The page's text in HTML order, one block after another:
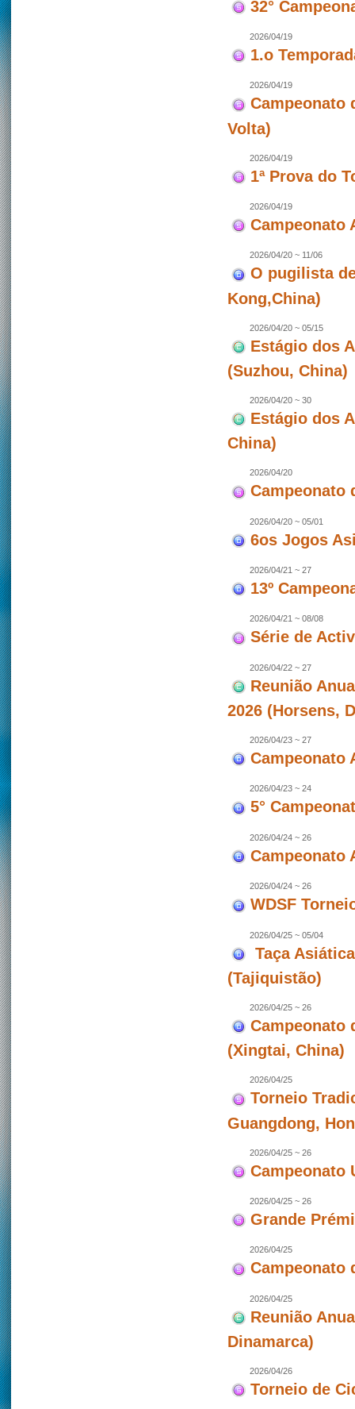
32°
2026/04/19
1.o
2026/04/19
Campeonato
Volta)
2026/04/19
1ª Prova do
2026/04/19
Campeonato
2026/04/20 ~ 11/06
O pugilista
Kong,China)
2026/04/20 ~ 05/15
Estágio dos
(Suzhou, China)
2026/04/20 ~ 30
Estágio dos
China)
2026/04/20
Campeonato
2026/04/20 ~ 05/01
6os Jogos
2026/04/21 ~ 27
13º
2026/04/21 ~ 08/08
Série de
2026/04/22 ~ 27
Reunião
2026 (Horsens,
2026/04/23 ~ 27
Campeonato
2026/04/23 ~ 24
5°
2026/04/24 ~ 26
Campeonato
2026/04/24 ~ 26
WDSF
2026/04/25 ~ 05/04
Taça
(Tajiquistão)
2026/04/25 ~ 26
Campeonato
(Xingtai, China)
2026/04/25
Torneio
Guangdong,
2026/04/25 ~ 26
Campeonato
2026/04/25 ~ 26
Grande
2026/04/25
Campeonato
2026/04/25
Reunião
Dinamarca)
2026/04/26
Torneio de